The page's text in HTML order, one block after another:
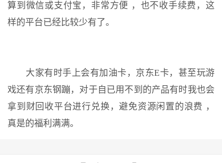
算到微信或支付宝，非常方便 ，也不收手续费，这
样的平台已经比较少有了。
大家有时手上会有加油卡，京东E卡，甚至玩游
戏还有京东钢蹦，对于自已用不到的产品有时我也会
拿到财回收平台进行兑换，避免资源闲置的浪费 ，
真是的福利满满。